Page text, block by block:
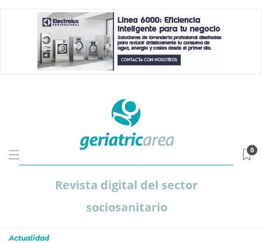
Revista digital del sector
sociosanitario
0
Actualidad